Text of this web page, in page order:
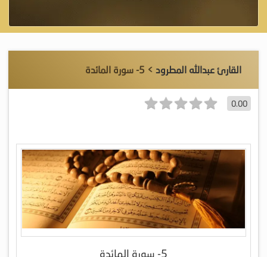
القارئ عبدالله المطرود > 5- سورة المائدة
0.00
5- سورة المائدة